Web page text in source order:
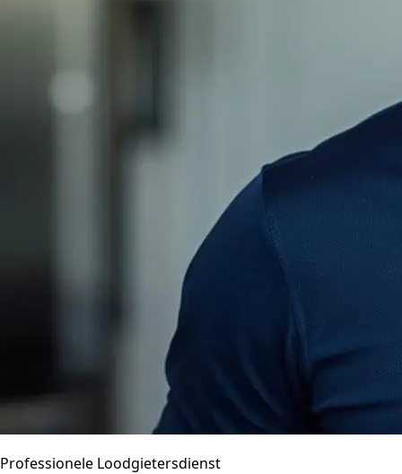
Professionele Loodgietersdienst